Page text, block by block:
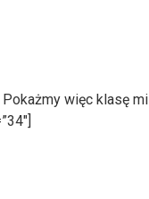
więc klasę